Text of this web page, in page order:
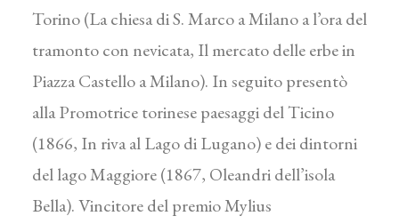
Torino (La chiesa di S. Marco a Milano a l’ora del
tramonto con nevicata, Il mercato delle erbe in
Piazza Castello a Milano). In seguito presentò
alla Promotrice torinese paesaggi del Ticino
(1866, In riva al Lago di Lugano) e dei dintorni
del lago Maggiore (1867, Oleandri dell’isola
Bella). Vincitore del premio Mylius